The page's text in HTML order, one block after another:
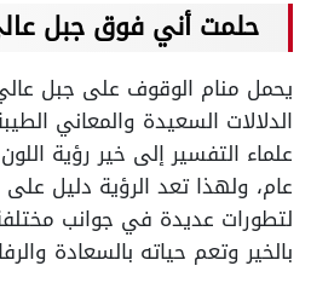
حلمت أني فوق جبل
يحمل منام الوقوف على جبل
الدلالات السعيدة والمعاني
علماء التفسير إلى خير رؤية
عام، ولهذا تعد الرؤية دليل
لتطورات عديدة في جوانب
بالخير وتعم حياته بالسعادة